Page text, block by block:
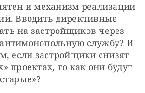
и механизм реализации
Вводить директивные
на застройщиков через
службу? И
если застройщики снизят
проектах, то как они будут